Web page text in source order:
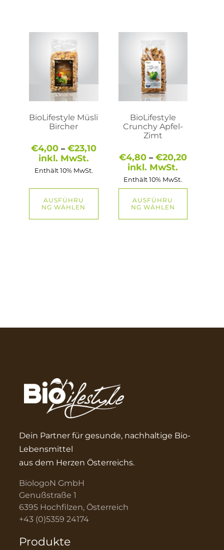
BioLifestyle Müsli
Bircher
€4,00 – €23,10Preisspanne:
€4,00
inkl. MwSt.
Enthält 10% MwSt.
AUSFÜHRU
NG WÄHLEN
Produkt
mehrere
Varianten
Optionen
auf
gewählt
werden
BioLifestyle
Crunchy Apfel-
Zimt
€4,80 – €20,20
inkl. MwSt.
Enthält 10% MwSt.
AUSFÜHRU
NG WÄHLEN
Produkt
mehrere
Varianten
Optionen
der
Produktseite
werden
Dein Partner für gesunde, nachhaltige Bio-
Lebensmittel
aus dem Herzen Österreichs.
BiologoN GmbH
Genußstraße 1
6395 Hochfilzen, Österreich
+43 (0)5359 24174
Produkte